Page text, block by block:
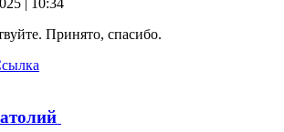
| 10:34
Принято, спасибо.